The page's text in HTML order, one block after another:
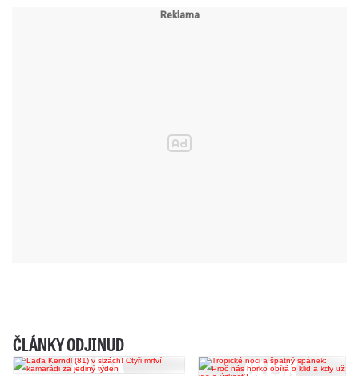
ČLÁNKY ODJINUD